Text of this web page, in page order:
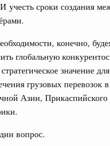
учесть сроки создания
конечно,
глобальную
значение
грузовых
Азии, Прикаспийского
вопрос.
двух скоростных
зоны дорожного
Показать еще